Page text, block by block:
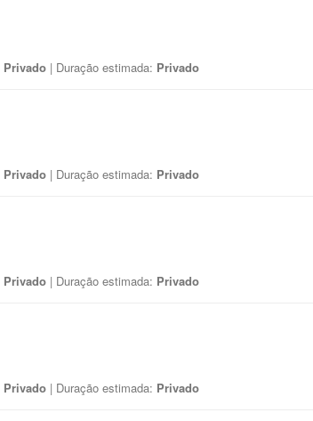
Privado | Duração estimada: Privado
Privado | Duração estimada: Privado
Privado | Duração estimada: Privado
Privado | Duração estimada: Privado